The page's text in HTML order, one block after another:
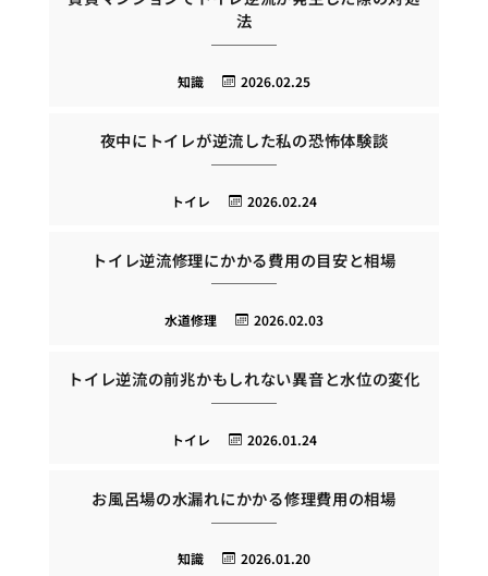
法
2026.02.25
知識
夜中にトイレが逆流した私の恐怖体験談
2026.02.24
トイレ
トイレ逆流修理にかかる費用の目安と相場
2026.02.03
水道修理
トイレ逆流の前兆かもしれない異音と水位の変化
2026.01.24
トイレ
お風呂場の水漏れにかかる修理費用の相場
2026.01.20
知識